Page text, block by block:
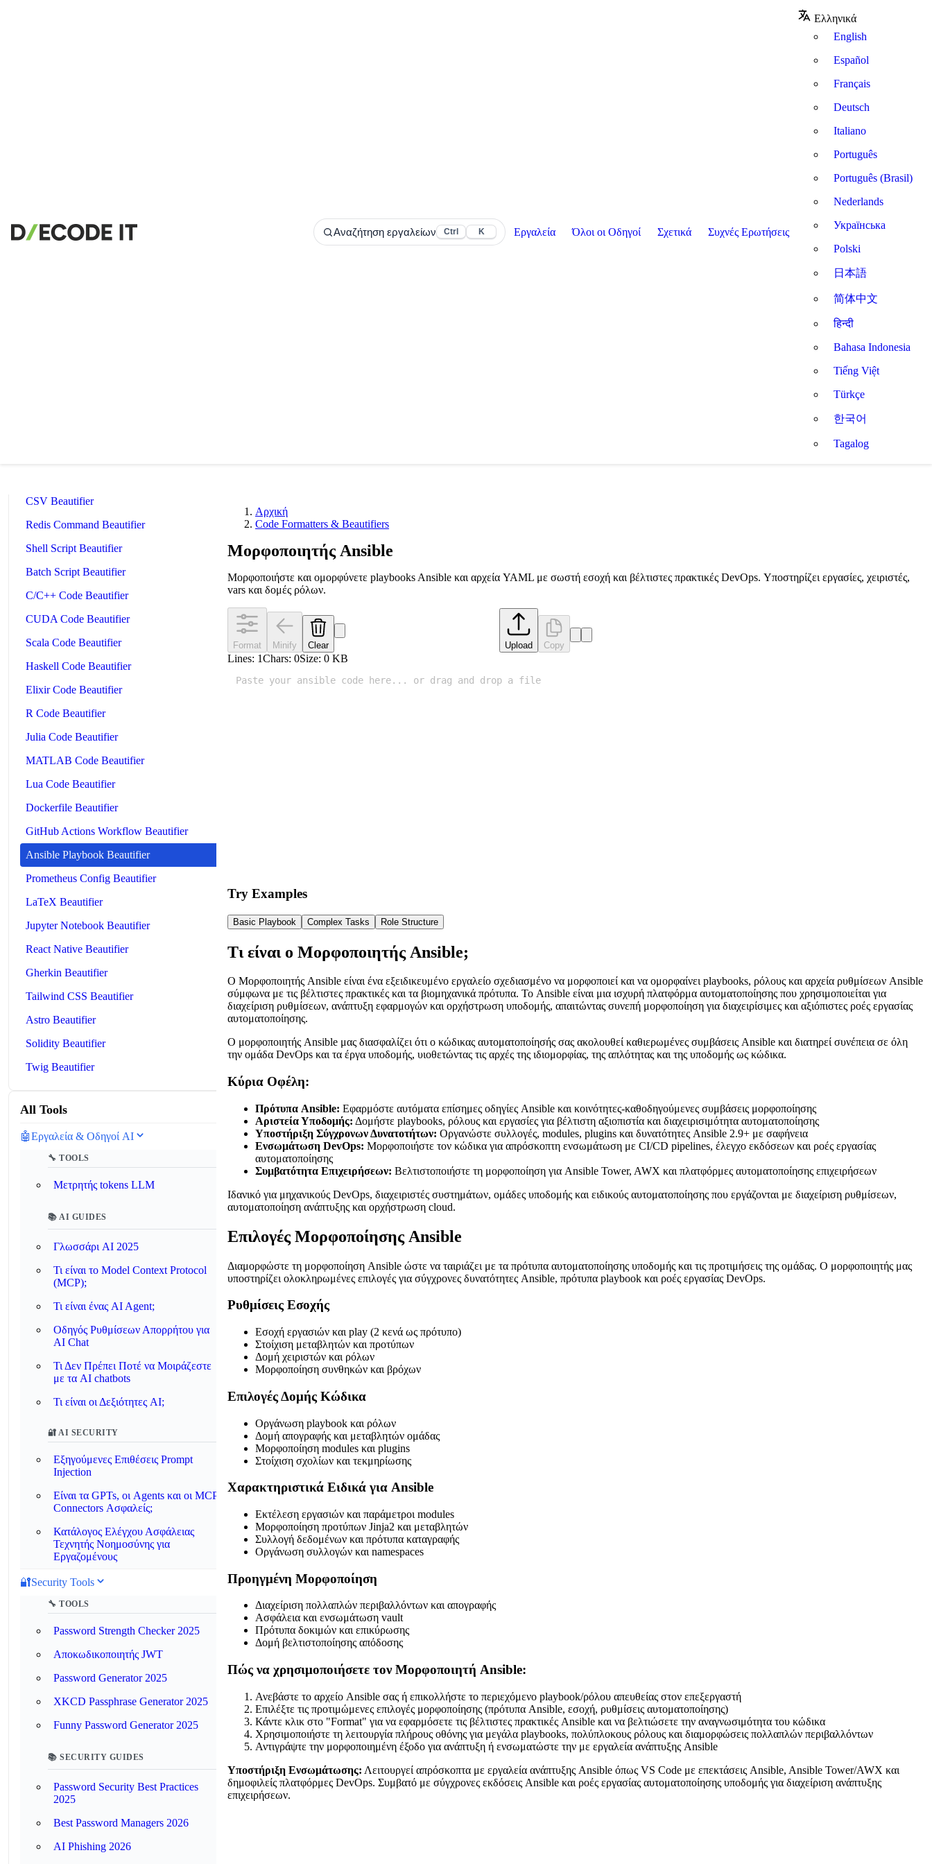
Αναζήτηση εργαλείων Ctrl K Εργαλεία Όλοι οι Οδηγοί Σχετικά Συχνές Ερωτήσεις
Ελληνικά
English
Español
Français
Deutsch
Italiano
Português
Português (Brasil)
Nederlands
Українська
Polski
日本語
简体中文
हिन्दी
Bahasa Indonesia
Tiếng Việt
Türkçe
한국어
Tagalog
MySQL SQL Beautifier
CSV Beautifier
Redis Command Beautifier
Shell Script Beautifier
Batch Script Beautifier
C/C++ Code Beautifier
CUDA Code Beautifier
Scala Code Beautifier
Haskell Code Beautifier
Elixir Code Beautifier
R Code Beautifier
Julia Code Beautifier
MATLAB Code Beautifier
Lua Code Beautifier
Dockerfile Beautifier
GitHub Actions Workflow Beautifier
Ansible Playbook Beautifier
Prometheus Config Beautifier
LaTeX Beautifier
Jupyter Notebook Beautifier
React Native Beautifier
Gherkin Beautifier
Tailwind CSS Beautifier
Astro Beautifier
Solidity Beautifier
Twig Beautifier
All Tools
🤖Εργαλεία & Οδηγοί AI
🔧 TOOLS
Μετρητής tokens LLM
📚 AI GUIDES
Γλωσσάρι AI 2025
Τι είναι το Model Context Protocol
(MCP);
Τι είναι ένας AI Agent;
Οδηγός Ρυθμίσεων Απορρήτου για
AI Chat
Τι Δεν Πρέπει Ποτέ να Μοιράζεστε
με τα AI chatbots
Τι είναι οι Δεξιότητες AI;
🔐 AI SECURITY
Εξηγούμενες Επιθέσεις Prompt
Injection
Είναι τα GPTs, οι Agents και οι MCP
Connectors Ασφαλείς;
Κατάλογος Ελέγχου Ασφάλειας
Τεχνητής Νοημοσύνης για
Εργαζομένους
🔐Security Tools
🔧 TOOLS
Password Strength Checker 2025
Αποκωδικοποιητής JWT
Password Generator 2025
XKCD Passphrase Generator 2025
Funny Password Generator 2025
📚 SECURITY GUIDES
Password Security Best Practices
2025
Best Password Managers 2026
AI Phishing 2026
Αρχική
Code Formatters & Beautifiers
Μορφοποιητής Ansible
Μορφοποιήστε και ομορφύνετε playbooks Ansible και αρχεία YAML με σωστή εσοχή και βέλτιστες πρακτικές DevOps. Υποστηρίζει εργασίες, χειριστές,
vars και δομές ρόλων.
Format Minify Clear Upload Copy
Lines: 1Chars: 0Size: 0 KB
Try Examples
Basic Playbook Complex Tasks Role Structure
Τι είναι ο Μορφοποιητής Ansible;
Ο Μορφοποιητής Ansible είναι ένα εξειδικευμένο εργαλείο σχεδιασμένο να μορφοποιεί και να ομορφαίνει playbooks, ρόλους και αρχεία ρυθμίσεων Ansible
σύμφωνα με τις βέλτιστες πρακτικές και τα βιομηχανικά πρότυπα. Το Ansible είναι μια ισχυρή πλατφόρμα αυτοματοποίησης που χρησιμοποιείται για
διαχείριση ρυθμίσεων, ανάπτυξη εφαρμογών και ορχήστρωση υποδομής, απαιτώντας συνεπή μορφοποίηση για διαχειρίσιμες και αξιόπιστες ροές εργασίας
αυτοματοποίησης.
Ο μορφοποιητής Ansible μας διασφαλίζει ότι ο κώδικας αυτοματοποίησής σας ακολουθεί καθιερωμένες συμβάσεις Ansible και διατηρεί συνέπεια σε όλη
την ομάδα DevOps και τα έργα υποδομής, υιοθετώντας τις αρχές της ιδιομορφίας, της απλότητας και της υποδομής ως κώδικα.
Κύρια Οφέλη:
Πρότυπα Ansible: Εφαρμόστε αυτόματα επίσημες οδηγίες Ansible και κοινότητες-καθοδηγούμενες συμβάσεις μορφοποίησης
Αριστεία Υποδομής: Δομήστε playbooks, ρόλους και εργασίες για βέλτιστη αξιοπιστία και διαχειρισιμότητα αυτοματοποίησης
Υποστήριξη Σύγχρονων Δυνατοτήτων: Οργανώστε συλλογές, modules, plugins και δυνατότητες Ansible 2.9+ με σαφήνεια
Ενσωμάτωση DevOps: Μορφοποιήστε τον κώδικα για απρόσκοπτη ενσωμάτωση με CI/CD pipelines, έλεγχο εκδόσεων και ροές εργασίας
αυτοματοποίησης
Συμβατότητα Επιχειρήσεων: Βελτιστοποιήστε τη μορφοποίηση για Ansible Tower, AWX και πλατφόρμες αυτοματοποίησης επιχειρήσεων
Ιδανικό για μηχανικούς DevOps, διαχειριστές συστημάτων, ομάδες υποδομής και ειδικούς αυτοματοποίησης που εργάζονται με διαχείριση ρυθμίσεων,
αυτοματοποίηση ανάπτυξης και ορχήστρωση cloud.
Επιλογές Μορφοποίησης Ansible
Διαμορφώστε τη μορφοποίηση Ansible ώστε να ταιριάζει με τα πρότυπα αυτοματοποίησης υποδομής και τις προτιμήσεις της ομάδας. Ο μορφοποιητής μας
υποστηρίζει ολοκληρωμένες επιλογές για σύγχρονες δυνατότητες Ansible, πρότυπα playbook και ροές εργασίας DevOps.
Ρυθμίσεις Εσοχής
Εσοχή εργασιών και play (2 κενά ως πρότυπο)
Στοίχιση μεταβλητών και προτύπων
Δομή χειριστών και ρόλων
Μορφοποίηση συνθηκών και βρόχων
Επιλογές Δομής Κώδικα
Οργάνωση playbook και ρόλων
Δομή απογραφής και μεταβλητών ομάδας
Μορφοποίηση modules και plugins
Στοίχιση σχολίων και τεκμηρίωσης
Χαρακτηριστικά Ειδικά για Ansible
Εκτέλεση εργασιών και παράμετροι modules
Μορφοποίηση προτύπων Jinja2 και μεταβλητών
Συλλογή δεδομένων και πρότυπα καταγραφής
Οργάνωση συλλογών και namespaces
Προηγμένη Μορφοποίηση
Διαχείριση πολλαπλών περιβαλλόντων και απογραφής
Ασφάλεια και ενσωμάτωση vault
Πρότυπα δοκιμών και επικύρωσης
Δομή βελτιστοποίησης απόδοσης
Πώς να χρησιμοποιήσετε τον Μορφοποιητή Ansible:
Ανεβάστε το αρχείο Ansible σας ή επικολλήστε το περιεχόμενο playbook/ρόλου απευθείας στον επεξεργαστή
Επιλέξτε τις προτιμώμενες επιλογές μορφοποίησης (πρότυπα Ansible, εσοχή, ρυθμίσεις αυτοματοποίησης)
Κάντε κλικ στο "Format" για να εφαρμόσετε τις βέλτιστες πρακτικές Ansible και να βελτιώσετε την αναγνωσιμότητα του κώδικα
Χρησιμοποιήστε τη λειτουργία πλήρους οθόνης για μεγάλα playbooks, πολύπλοκους ρόλους και διαμορφώσεις πολλαπλών περιβαλλόντων
Αντιγράψτε την μορφοποιημένη έξοδο για ανάπτυξη ή ενσωματώστε την με εργαλεία ανάπτυξης Ansible
Υποστήριξη Ενσωμάτωσης: Λειτουργεί απρόσκοπτα με εργαλεία ανάπτυξης Ansible όπως VS Code με επεκτάσεις Ansible, Ansible Tower/AWX και
δημοφιλείς πλατφόρμες DevOps. Συμβατό με σύγχρονες εκδόσεις Ansible και ροές εργασίας αυτοματοποίησης υποδομής για διαχείριση ανάπτυξης
επιχειρήσεων.